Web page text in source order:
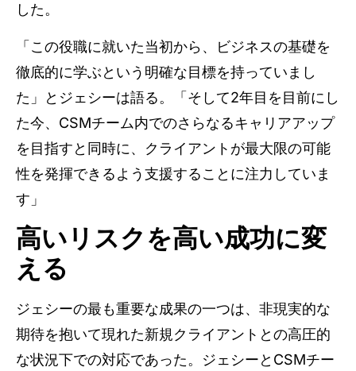
した。
「この役職に就いた当初から、ビジネスの基礎を
徹底的に学ぶという明確な目標を持っていまし
た」とジェシーは語る。「そして2年目を目前にし
た今、CSMチーム内でのさらなるキャリアアップ
を目指すと同時に、クライアントが最大限の可能
性を発揮できるよう支援することに注力していま
す」
高いリスクを高い成功に変
える
ジェシーの最も重要な成果の一つは、非現実的な
期待を抱いて現れた新規クライアントとの高圧的
な状況下での対応であった。ジェシーとCSMチー